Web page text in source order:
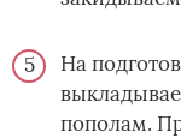
На
пополам.